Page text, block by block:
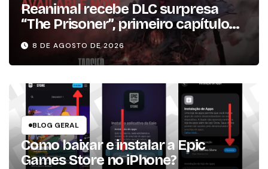
Reanimal recebe DLC surpresa
“The Prisoner”, primeiro capítulo
da expansão de história
8 DE AGOSTO DE 2026
BLOG GERAL
Como baixar e instalar a Epic
Games Store no iPhone?